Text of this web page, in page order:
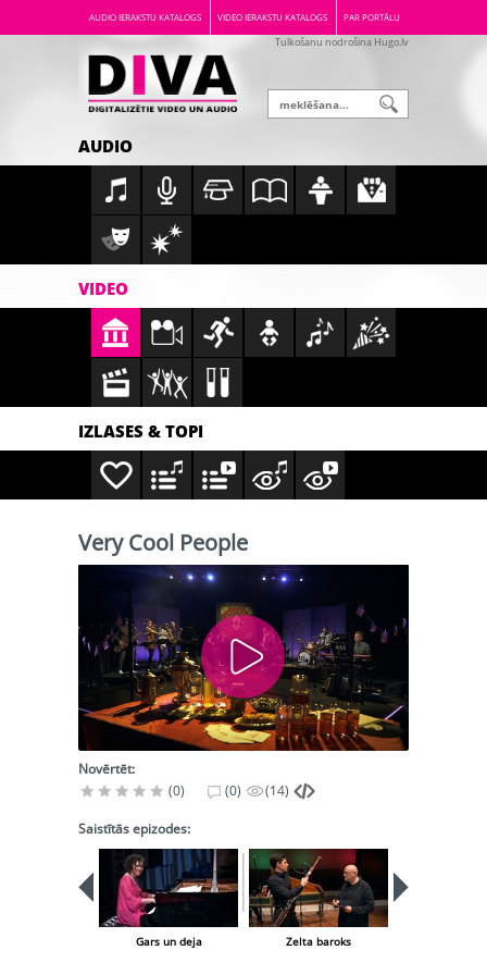
AUDIO IERAKSTU KATALOGS VIDEO IERAKSTU KATALOGS PAR PORTĀLU
Tulkošanu nodrošina Hugo.lv
AUDIO
VIDEO
IZLASES & TOPI
Very Cool People
Novērtēt:
(0)
(0) (14)
Saistītās epizodes:
Gars un deja Zelta baroks